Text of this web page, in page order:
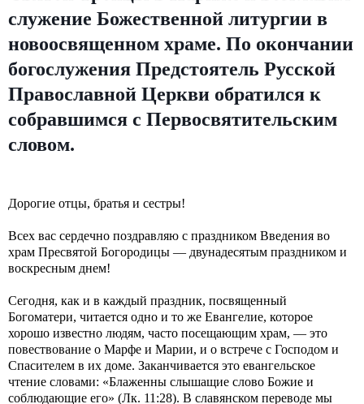
служение Божественной литургии в
новоосвященном храме. По окончании
богослужения Предстоятель Русской
Православной Церкви обратился к
собравшимся с Первосвятительским
словом.
Дорогие отцы, братья и сестры!
Всех вас сердечно поздравляю с праздником Введения во
храм Пресвятой Богородицы — двунадесятым праздником и
воскресным днем!
Сегодня, как и в каждый праздник, посвященный
Богоматери, читается одно и то же Евангелие, которое
хорошо известно людям, часто посещающим храм, — это
повествование о Марфе и Марии, и о встрече с Господом и
Спасителем в их доме. Заканчивается это евангельское
чтение словами: «Блаженны слышащие слово Божие и
соблюдающие его» (Лк. 11:28). В славянском переводе мы